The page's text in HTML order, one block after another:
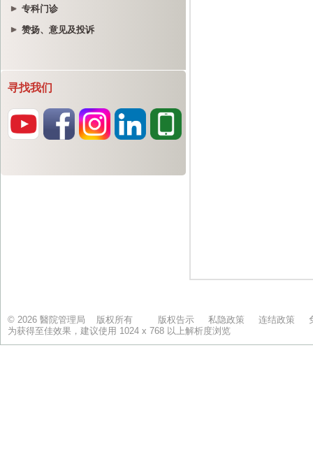
专科门诊
赞扬、意见及投诉
寻找我们
© 2026 醫院管理局 版权所有 版权告示 私隐政策 连结政策
为获得至佳效果，建议使用 1024 x 768 以上解析度浏览